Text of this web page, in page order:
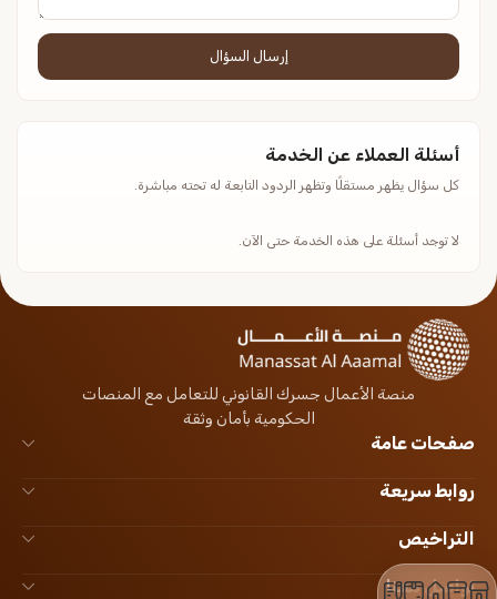
إرسال السؤال
أسئلة العملاء عن الخدمة
كل سؤال يظهر مستقلًا وتظهر الردود التابعة له تحته مباشرة.
لا توجد أسئلة على هذه الخدمة حتى الآن.
منصة الأعمال جسرك القانوني للتعامل مع المنصات
الحكومية بأمان وثقة
صفحات عامة
روابط سريعة
التراخيص
تواصل معنا